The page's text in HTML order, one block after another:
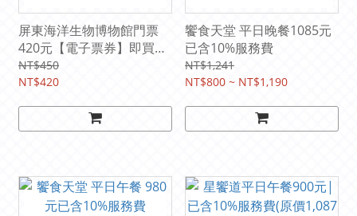
屏東海洋生物博物館門票
420元【電子票券】即買即
用
NT$450
NT$420
饗食天堂 平日晚餐1085元
已含10%服務費
NT$1,241
NT$800 ~ NT$1,190